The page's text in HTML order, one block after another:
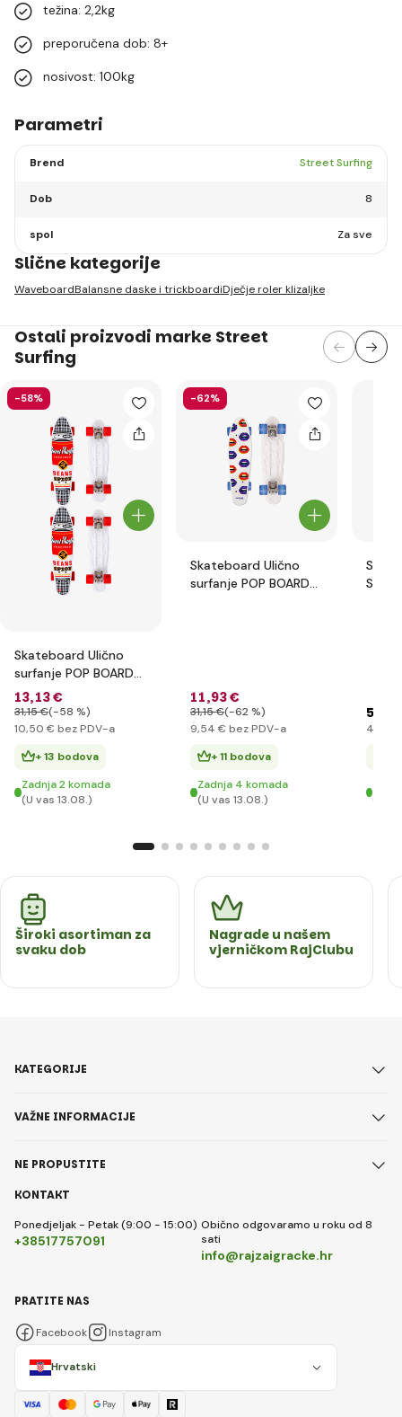
težina: 2,2kg
preporučena dob: 8+
nosivost: 100kg
Parametri
Brend Street Surfing
Dob 8
spol Za sve
Slične kategorije
WaveboardBalansne daske i trickboardiDječje roler klizaljke
Ostali proizvodi marke Street
Surfing
-58%
Skateboard Ulično
surfanje POP BOARD
Souper Black Dot
13,13 €
31,15 €(-58 %)
10,50 € bez PDV-a
+ 13 bodova
Zadnja 2 komada
(U vas 13.08.)
-62%
Skateboard Ulično
surfanje POP BOARD
11,93 €
31,15 €(-62 %)
9,54 € bez PDV-a
+ 11 bodova
Zadnja 4 komada
(U vas 13.08.)
53
42
(U
Široki asortiman za
svaku dob
Nagrade u našem
vjerničkom RajClubu
KONTAKT
Ponedjeljak - Petak (9:00 - 15:00)
+38517757091
Obično odgovaramo u roku od 8
sati
info@rajzaigracke.hr
KATEGORIJE
VAŽNE INFORMACIJE
NE PROPUSTITE
Hrvatski
PRATITE NAS
Facebook Instagram